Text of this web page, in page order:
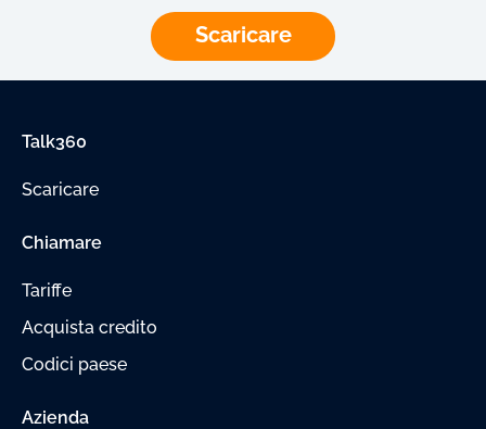
Scaricare
Talk360
Scaricare
Chiamare
Tariffe
Acquista credito
Codici paese
Azienda